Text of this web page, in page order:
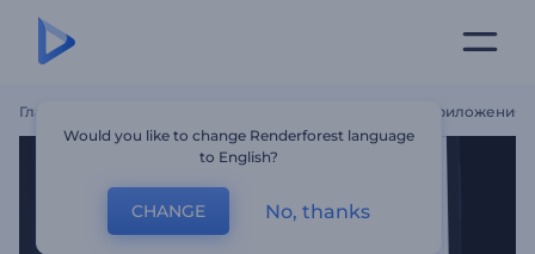
Главная Промозаставка Для Мобильного Приложения
Would you like to change Renderforest language
to English?
CHANGE No, thanks